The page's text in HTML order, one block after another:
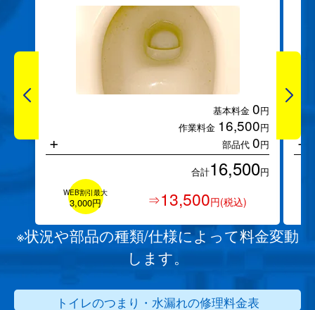
基本料金 0円
作業料金 16,500円
部品代 0円
+
合計16,500円
WEB割引最大
3,000円 ⇒13,500円(税込)
+
※状況や部品の種類/仕様によって料金変動
します。
トイレのつまり・水漏れの修理料金表